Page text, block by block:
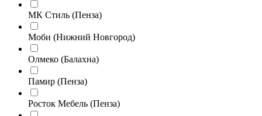
МК Стиль (Пенза)
Моби (Нижний Новгород)
Олмеко (Балахна)
Памир (Пенза)
Росток Мебель (Пенза)